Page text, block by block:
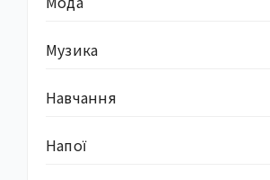
Музика
Навчання
Напої